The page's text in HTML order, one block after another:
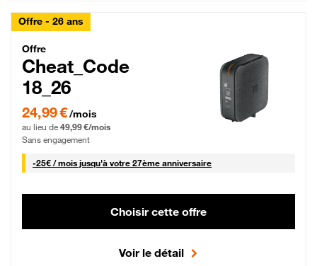
Offre - 26 ans
Cheat_Code Fibre_18_26
Offre
Cheat_Code
18_26
24,99 € par mois pendant 0 mois puis 49,99 € par mois, Sans engagement
24,99 €/mois
au lieu de 49,99 €/mois
Sans engagement
-25€ / mois25 € par mois
jusqu'à votre 27ème anniversaire
Choisir cette offre
Voir le détail